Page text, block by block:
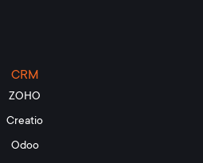
CRM
ZOHO
Creatio
Odoo